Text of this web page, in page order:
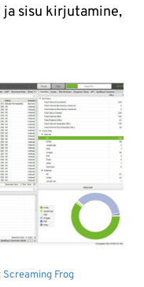
sisu kirjutamine,
Screaming Frog